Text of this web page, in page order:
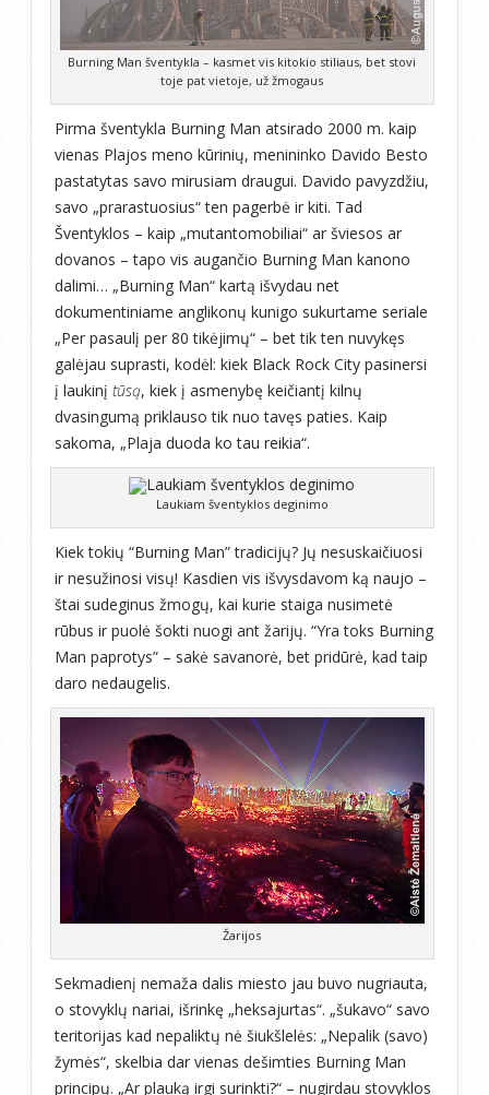
Burning Man šventykla – kasmet vis kitokio stiliaus, bet stovi
toje pat vietoje, už žmogaus
Pirma šventykla Burning Man atsirado 2000 m. kaip
vienas Plajos meno kūrinių, menininko Davido Besto
pastatytas savo mirusiam draugui. Davido pavyzdžiu,
savo „prarastuosius“ ten pagerbė ir kiti. Tad
Šventyklos – kaip „mutantomobiliai“ ar šviesos ar
dovanos – tapo vis augančio Burning Man kanono
dalimi… „Burning Man“ kartą išvydau net
dokumentiniame anglikonų kunigo sukurtame seriale
„Per pasaulį per 80 tikėjimų“ – bet tik ten nuvykęs
galėjau suprasti, kodėl: kiek Black Rock City pasinersi
į laukinį tūsą, kiek į asmenybę keičiantį kilnų
dvasingumą priklauso tik nuo tavęs paties. Kaip
sakoma, „Plaja duoda ko tau reikia“.
Laukiam šventyklos deginimo
Kiek tokių “Burning Man” tradicijų? Jų nesuskaičiuosi
ir nesužinosi visų! Kasdien vis išvysdavom ką naujo –
štai sudeginus žmogų, kai kurie staiga nusimetė
rūbus ir puolė šokti nuogi ant žarijų. “Yra toks Burning
Man paprotys” – sakė savanorė, bet pridūrė, kad taip
daro nedaugelis.
Žarijos
Sekmadienį nemaža dalis miesto jau buvo nugriauta,
o stovyklų nariai, išrinkę „heksajurtas“. „šukavo“ savo
teritorijas kad nepaliktų nė šiukšlelės: „Nepalik (savo)
žymės“, skelbia dar vienas dešimties Burning Man
principų. „Ar plauką irgi surinkti?“ – nugirdau stovyklos